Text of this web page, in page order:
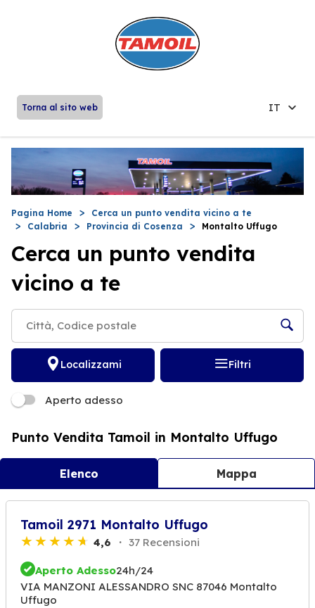
Torna al sito web IT
Pagina Home
Cerca un punto vendita vicino a te
Calabria
Provincia di Cosenza Montalto Uffugo
Cerca un punto vendita
vicino a te
Localizzami Filtri
Aperto adesso
Punto Vendita Tamoil in Montalto Uffugo
Elenco Mappa
Tamoil 2971 Montalto Uffugo
4,6 37 Recensioni
Aperto Adesso24h/24
VIA MANZONI ALESSANDRO SNC 87046 Montalto
Uffugo